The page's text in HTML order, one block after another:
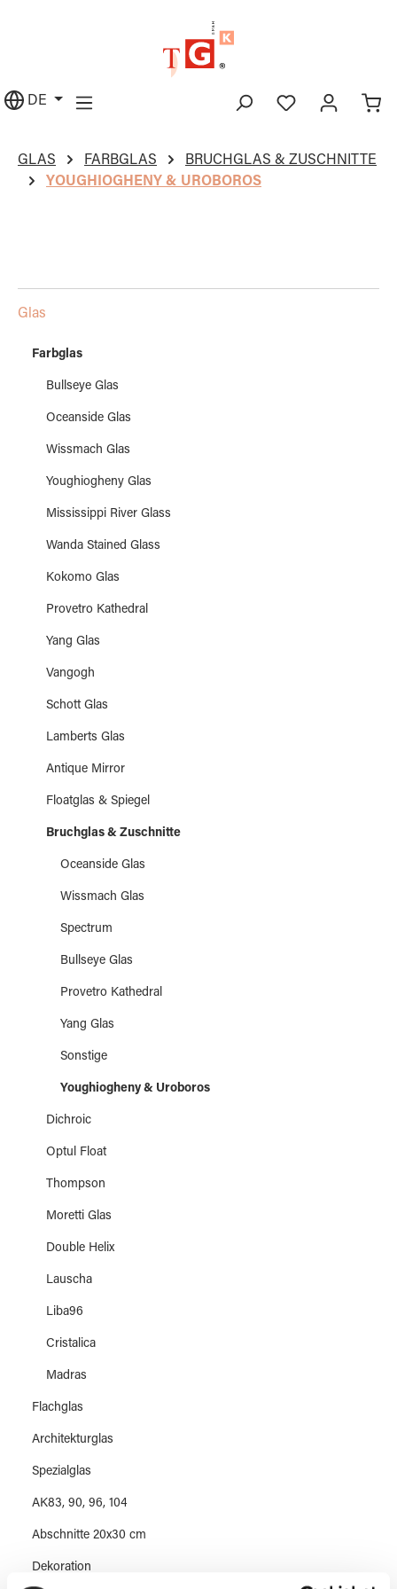
DE
GLAS FARBGLAS
BRUCHGLAS & ZUSCHNITTE
YOUGHIOGHENY & UROBOROS
Glas
Farbglas
Bullseye Glas
Oceanside Glas
Wissmach Glas
Youghiogheny Glas
Mississippi River Glass
Wanda Stained Glass
Kokomo Glas
Provetro Kathedral
Yang Glas
Vangogh
Schott Glas
Lamberts Glas
Antique Mirror
Floatglas & Spiegel
Bruchglas & Zuschnitte
Oceanside Glas
Wissmach Glas
Spectrum
Bullseye Glas
Provetro Kathedral
Yang Glas
Sonstige
Youghiogheny & Uroboros
Dichroic
Optul Float
Thompson
Moretti Glas
Double Helix
Lauscha
Liba96
Cristalica
Madras
Flachglas
Architekturglas
Spezialglas
AK83, 90, 96, 104
Abschnitte 20x30 cm
Dekoration